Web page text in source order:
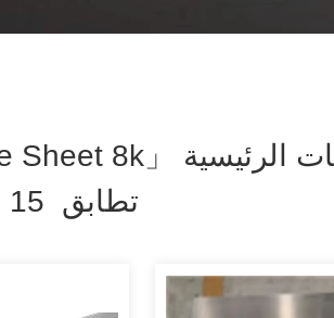
تطابق 15 المنتجات